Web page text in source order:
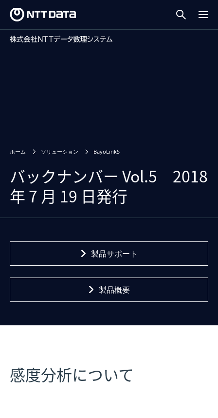
ホーム ソリューション BayoLinkS
バックナンバー Vol.5 2018
年 7 月 19 日発行
製品サポート
製品概要
感度分析について